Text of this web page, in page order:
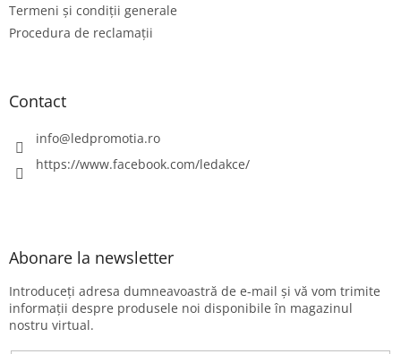
Termeni și condiții generale
Procedura de reclamații
Contact
info@ledpromotia.ro
https://www.facebook.com/ledakce/
Abonare la newsletter
Introduceţi adresa dumneavoastră de e-mail şi vă vom trimite
informaţii despre produsele noi disponibile în magazinul
nostru virtual.